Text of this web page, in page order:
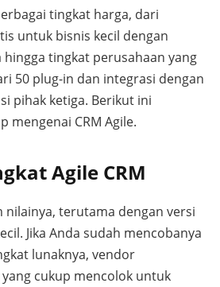
tingkat harga, dari
untuk bisnis kecil dengan
hingga tingkat perusahaan yang
50 plug-in dan integrasi dengan
pihak ketiga. Berikut ini
mengenai CRM Agile.
Agile CRM
nilainya, terutama dengan versi
Jika Anda sudah mencobanya
lunaknya, vendor
cukup mencolok untuk